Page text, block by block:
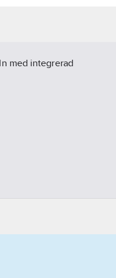
med integrerad